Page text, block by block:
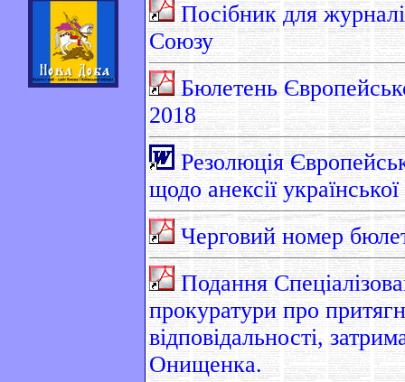
Посібник для
Союзу
Бюлетень
2018
Резолюція
щодо анексії
Черговий номер
Подання
прокуратури про
відповідальності,
Онищенка.